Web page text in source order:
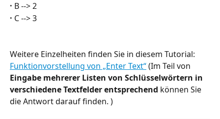
· B --> 2
· C --> 3
Weitere Einzelheiten finden Sie in diesem Tutorial:
Funktionvorstellung von „Enter Text“ (Im Teil von
Eingabe mehrerer Listen von Schlüsselwörtern in
verschiedene Textfelder entsprechend können Sie
die Antwort darauf finden. )